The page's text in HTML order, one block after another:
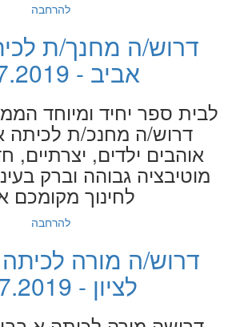
להרחבה
דרוש/ה מחנך/ת
אביב - 18.7.2019
לבית ספר יחיד ומיוחד
דרוש/ה מחנכ/ת
אוהבים ילדים, יצרתיים,
מוטיבציה גבוהה וברק
לחינוך מקומכם
להרחבה
דרוש/ה מורה
לציון - 18.7.2019